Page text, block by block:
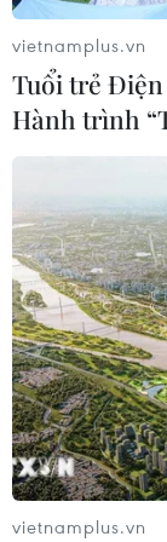
CƠ QUAN CHỦ
Tổng Biên tập:
Phó Tổng Biên
THỦY
Sở hữu trí tuệ
RSS
vietnamplus.vn
Tuổi trẻ
Hành trình
vietnamplus.vn